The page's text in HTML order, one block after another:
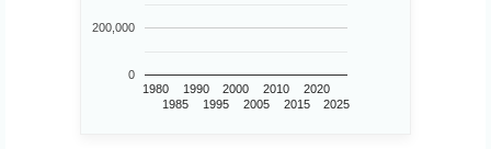
1980
1985
1990
1995
2000
2005
2010
2015
2020
2025
0
200,000